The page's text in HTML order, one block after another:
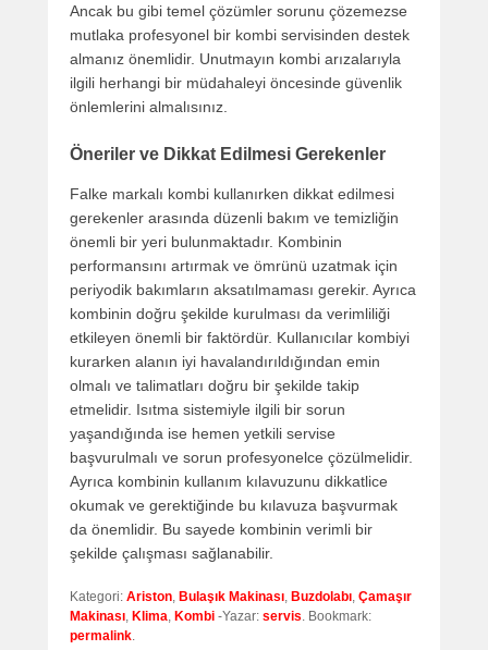
Ancak bu gibi temel çözümler sorunu çözemezse
mutlaka profesyonel bir kombi servisinden destek
almanız önemlidir. Unutmayın kombi arızalarıyla
ilgili herhangi bir müdahaleyi öncesinde güvenlik
önlemlerini almalısınız.
Öneriler ve Dikkat Edilmesi Gerekenler
Falke markalı kombi kullanırken dikkat edilmesi
gerekenler arasında düzenli bakım ve temizliğin
önemli bir yeri bulunmaktadır. Kombinin
performansını artırmak ve ömrünü uzatmak için
periyodik bakımların aksatılmaması gerekir. Ayrıca
kombinin doğru şekilde kurulması da verimliliği
etkileyen önemli bir faktördür. Kullanıcılar kombiyi
kurarken alanın iyi havalandırıldığından emin
olmalı ve talimatları doğru bir şekilde takip
etmelidir. Isıtma sistemiyle ilgili bir sorun
yaşandığında ise hemen yetkili servise
başvurulmalı ve sorun profesyonelce çözülmelidir.
Ayrıca kombinin kullanım kılavuzunu dikkatlice
okumak ve gerektiğinde bu kılavuza başvurmak
da önemlidir. Bu sayede kombinin verimli bir
şekilde çalışması sağlanabilir.
Kategori: Ariston, Bulaşık Makinası, Buzdolabı, Çamaşır
Makinası, Klima, Kombi -Yazar: servis. Bookmark:
permalink.